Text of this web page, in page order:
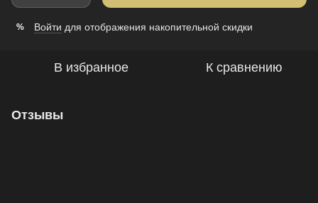
% Войти для отображения накопительной скидки
В избранное К сравнению
Отзывы